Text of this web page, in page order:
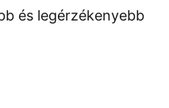
és legérzékenyebb